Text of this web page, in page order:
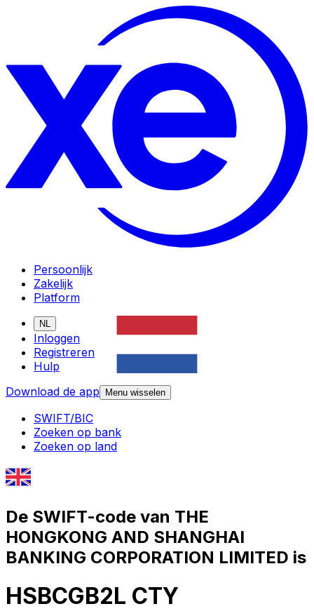
Persoonlijk
Zakelijk
Platform
NL
Inloggen
Registreren
Hulp
Download de app
Menu wisselen
SWIFT/BIC
Zoeken op bank
Zoeken op land
De SWIFT-code van THE
HONGKONG AND SHANGHAI
BANKING CORPORATION LIMITED is
HSBCGB2L CTY